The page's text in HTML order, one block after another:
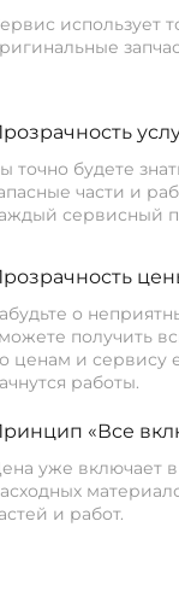
использует
точно будете
части и
сервисный
о
получить
ценам и сервису
работы.
«Все
уже включает
и работ.